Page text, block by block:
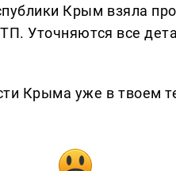
Крым взяла
Уточняются все
Крыма уже в твоем